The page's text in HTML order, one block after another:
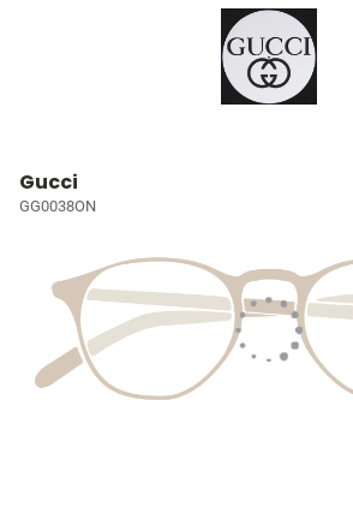
Gucci
GG0038ON